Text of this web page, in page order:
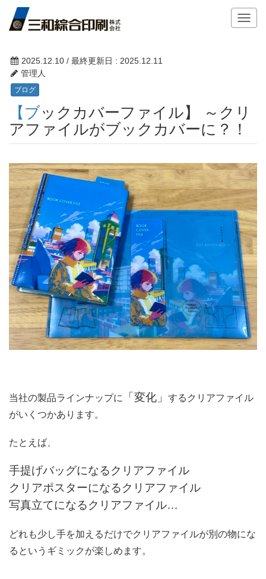
T
a
a
t
i
n
2025.12.10 / 最終更新日 : 2025.12.11
管理人
ブログ
【ブックカバーファイル】 ～クリ
アファイルがブックカバーに？！
当社の製品ラインナップに 「変化」
するクリアファイル
がいくつかあります。
たとえば、
手提げバッグになるクリアファイル
クリアポスターになるクリアファイル
写真立てになるクリアファイル…
どれも少し手を加えるだけでクリアファイルが別の物にな
るというギミックが楽しめます。